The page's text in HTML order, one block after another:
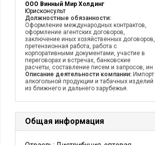
ООО Винный Мир Холдинг
Юрисконсульт
Должностные обязанности:
Оформление международных контрактов,
оформление агентских договоров,
заключение иных хозяйственных договоров,
претензионная работа, работа с
корпоративными документами, участие в
переговорах и встречах, банковские
расчеты, составление писем и запросов, ин
Описание деятельности компании: Импорт
алкогольной продукции и табачных изделий
из ближнего и дальнего зарубежья.
Общая информация